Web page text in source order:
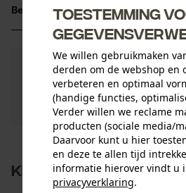
Leeftijdsgroep
volwassen
Aantal delen
Aantal aandrijfschakels
1640
Hoofdmateriaal
Oppervlaktecoating
geolied oppervlak
Lise-Meitner-Str. 4
70736 Fellbach, Duitsland
Website: www.kox.eu
Tel.: + 49 711 300 33 200
Als u vragen of problemen
gebreken opmerkt, aarzel dan
ons op te nemen per telefoon
per e-mail op info-nl@kox.eu.
Beoordelingen
(0)
Filteren op aantal sterren
2 3 4
Nog vragen?
Onze experts staan
Een vraag
stellen
Klanten kochten
Toestemming
We willen gebruikmaken
derden om de webshop en
verbeteren en optimaal
(handige functies,
Verder willen we reclame
producten (sociale media/
Daarvoor kunt u hier
en deze te allen tijd
informatie hierover vindt u
privacyverklaring.